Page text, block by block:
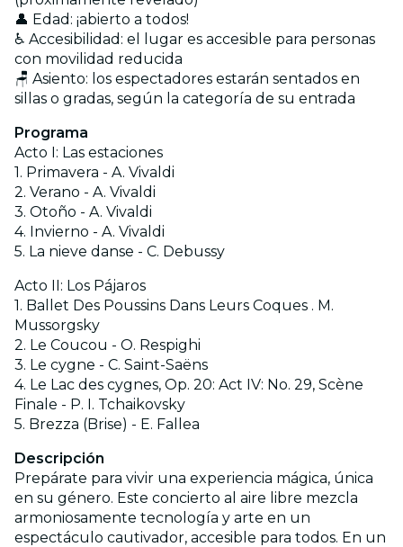
👤 Edad: ¡abierto a todos!
♿ Accesibilidad: el lugar es accesible para personas
con movilidad reducida
🪑 Asiento: los espectadores estarán sentados en
sillas o gradas, según la categoría de su entrada
Programa
Acto I: Las estaciones
1. Primavera - A. Vivaldi
2. Verano - A. Vivaldi
3. Otoño - A. Vivaldi
4. Invierno - A. Vivaldi
5. La nieve danse - C. Debussy
Acto II: Los Pájaros
1. Ballet Des Poussins Dans Leurs Coques . M.
Mussorgsky
2. Le Coucou - O. Respighi
3. Le cygne - C. Saint-Saëns
4. Le Lac des cygnes, Op. 20: Act IV: No. 29, Scène
Finale - P. I. Tchaikovsky
5. Brezza (Brise) - E. Fallea
Descripción
Prepárate para vivir una experiencia mágica, única
en su género. Este concierto al aire libre mezcla
armoniosamente tecnología y arte en un
espectáculo cautivador, accesible para todos. En un